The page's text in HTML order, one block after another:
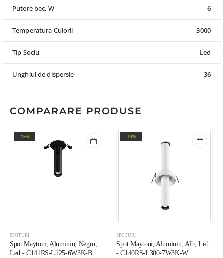
Putere bec, W 6
Temperatura Culorii 3000
Tip Soclu Led
Unghiul de dispersie 36
COMPARARE PRODUSE
-15%
SPOTURI
Spot Maytoni, Aluminiu, Negru,
Led - C141RS-L125-6W3K-B
-14%
SPOTURI
Spot Maytoni, Aluminiu, Alb, Led
- C140RS-L300-7W3K-W